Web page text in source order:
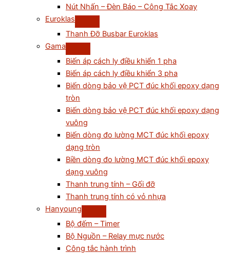
Nút Nhấn – Đèn Báo – Công Tắc Xoay
Euroklas
Thanh Đỡ Busbar Euroklas
Gama
Biến áp cách ly điều khiển 1 pha
Biến áp cách ly điều khiển 3 pha
Biến dòng bảo vệ PCT đúc khối epoxy dạng
tròn
Biến dòng bảo vệ PCT đúc khối epoxy dạng
vuông
Biến dòng đo lường MCT đúc khối epoxy
dạng tròn
Biền dòng đo lường MCT đúc khối epoxy
dạng vuông
Thanh trung tính – Gối đỡ
Thanh trung tính có vỏ nhựa
Hanyoung
Bộ đếm – Timer
Bộ Nguồn – Relay mực nước
Công tắc hành trình